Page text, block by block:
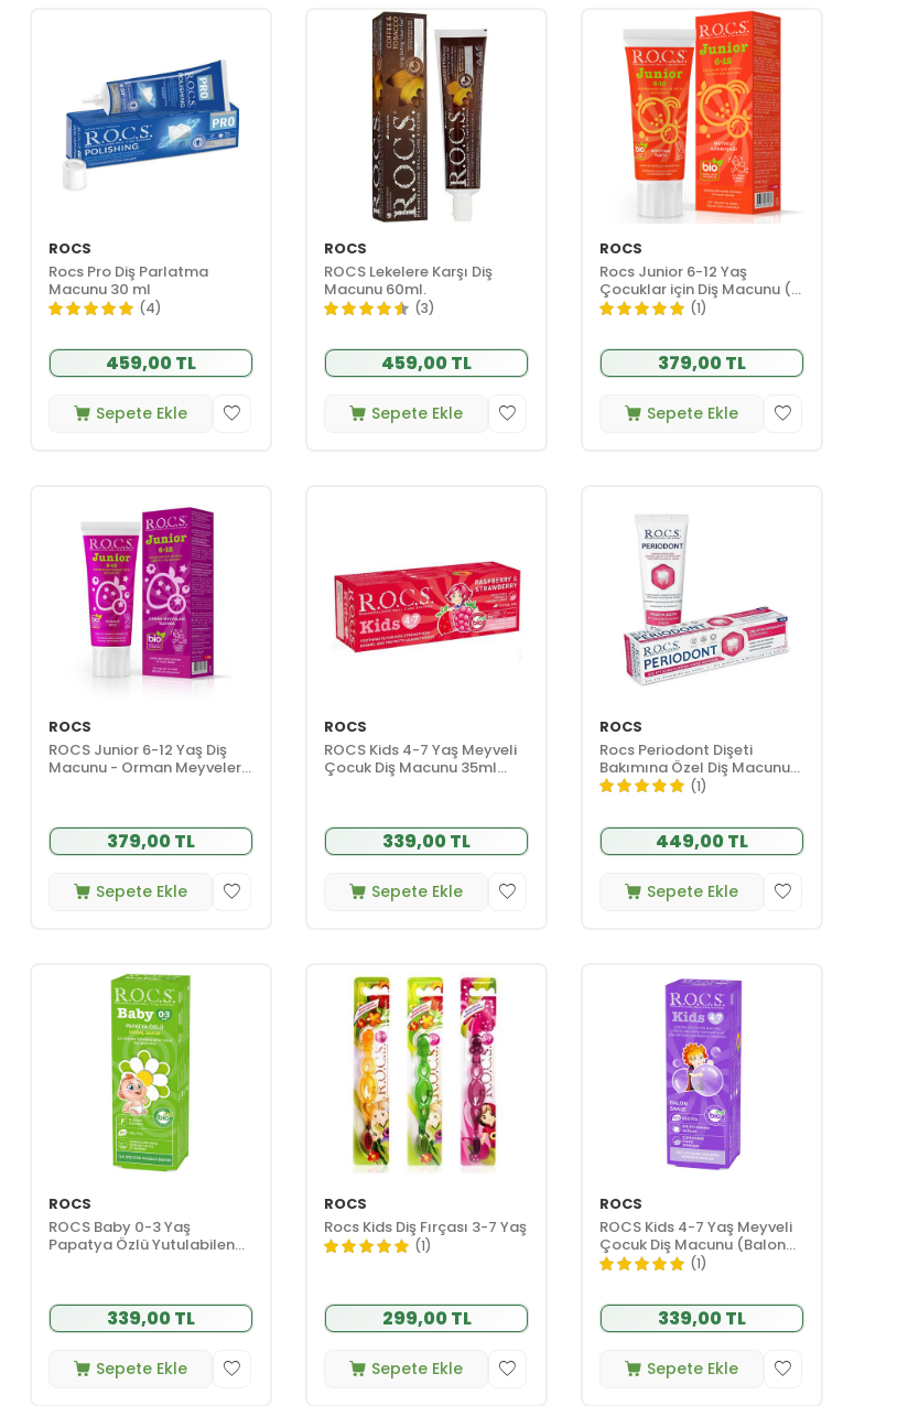
ROCS
Rocs Pro Diş Parlatma
Macunu 30 ml
(4)
459,00 TL
Sepete Ekle
ROCS
ROCS Lekelere Karşı Diş
Macunu 60ml.
(3)
459,00 TL
Sepete Ekle
ROCS
Rocs Junior 6-12 Yaş
Çocuklar için Diş Macunu (
Meyveli Gökkuşağı ) 60 ml
(1)
379,00 TL
Sepete Ekle
ROCS
ROCS Junior 6-12 Yaş Diş
Macunu - Orman Meyveleri
379,00 TL
Sepete Ekle
ROCS
ROCS Kids 4-7 Yaş Meyveli
Çocuk Diş Macunu 35ml
339,00 TL
Sepete Ekle
ROCS
Rocs Periodont Dişeti
Bakımına Özel Diş Macunu
75 ml
(1)
449,00 TL
Sepete Ekle
ROCS
ROCS Baby 0-3 Yaş
Papatya Özlü Yutulabilen
339,00 TL
Sepete Ekle
ROCS
Rocs Kids Diş Fırçası 3-7 Yaş
(1)
299,00 TL
Sepete Ekle
ROCS
ROCS Kids 4-7 Yaş Meyveli
Çocuk Diş Macunu (Balon
Sakızı) 35ml.(1)
339,00 TL
Sepete Ekle